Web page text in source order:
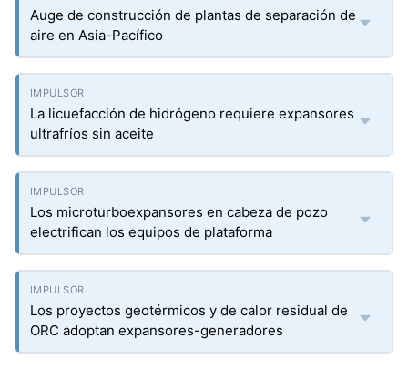
Auge de construcción de plantas de separación de
aire en Asia-Pacífico
La licuefacción de hidrógeno requiere expansores
ultrafríos sin aceite
Los microturboexpansores en cabeza de pozo
electrifican los equipos de plataforma
Los proyectos geotérmicos y de calor residual de
ORC adoptan expansores-generadores